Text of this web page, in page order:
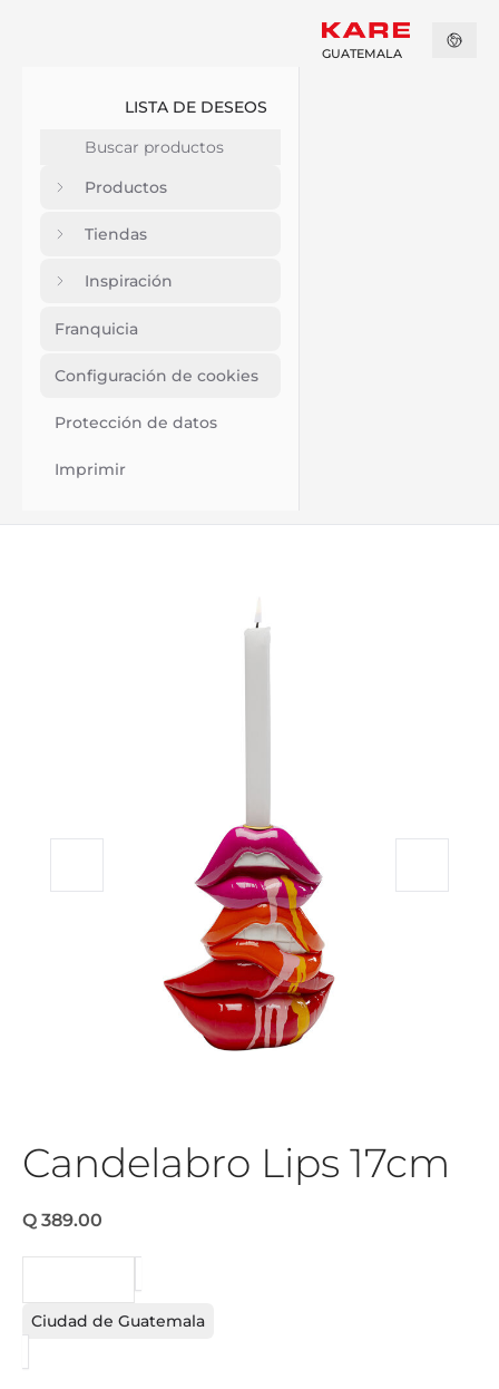
LISTA DE DESEOS
Productos
Tiendas
Inspiración
Franquicia
Configuración de cookies
Protección de datos
Imprimir
GUATEMALA
Candelabro Lips 17cm
Q 389.00
Ciudad de Guatemala